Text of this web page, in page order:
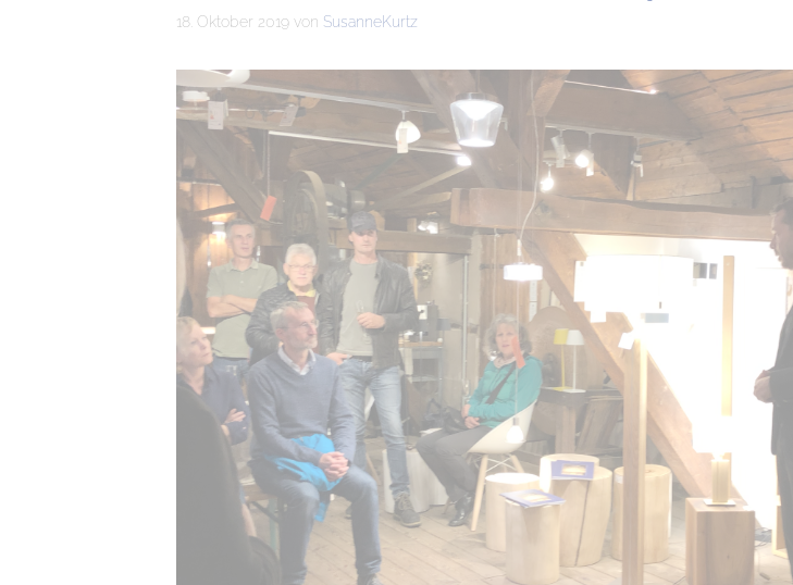
18. Oktober 2019 von SusanneKurtz